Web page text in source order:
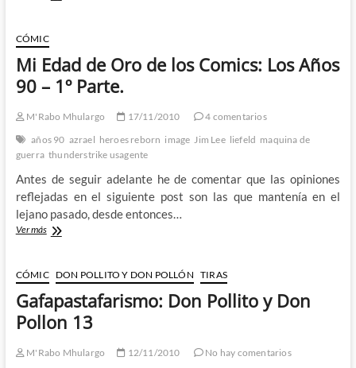
Oro
de
los
Comics:
Los
90
2º
CÓMIC
Mi Edad de Oro de los Comics: Los Años
90 – 1º Parte.
M'Rabo Mhulargo 17/11/2010
4 comentarios
años 90 azrael heroes reborn image Jim Lee liefeld maquina de
guerra thunderstrike usagente
Antes de seguir adelante he de comentar que las opiniones
reflejadas en el siguiente post son las que mantenía en el
lejano pasado, desde entonces…
Ver másMi
Oro
de
los
Comics:
Los
90
CÓMIC DON POLLITO Y DON POLLÓN TIRAS
Gafapastafarismo: Don Pollito y Don
Pollon 13
M'Rabo Mhulargo 12/11/2010
No hay comentarios